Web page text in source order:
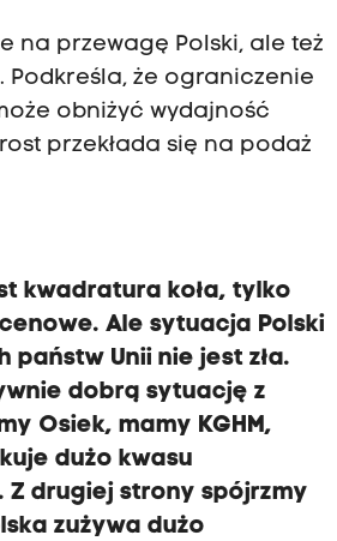
na przewagę Polski, ale też
że ograniczenie
obniżyć wydajność
przekłada się na podaż
kwadratura koła, tylko
Ale sytuacja Polski
państw Unii nie jest zła.
dobrą sytuację z
Osiek, mamy KGHM,
dużo kwasu
Z drugiej strony spójrzmy
zużywa dużo